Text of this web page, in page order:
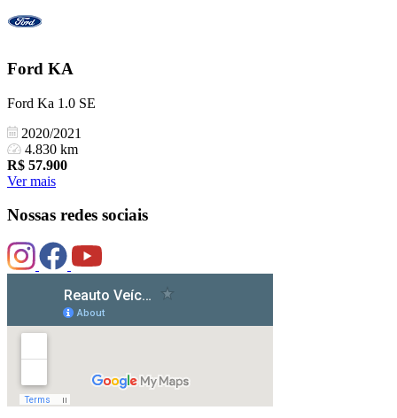
Ford KA
Ford Ka 1.0 SE
2020/2021
4.830 km
R$ 57.900
Ver mais
Nossas redes sociais